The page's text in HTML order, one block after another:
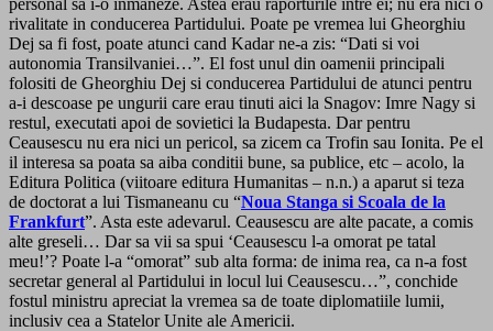
rivalitate in conducerea Partidului. Poate pe vremea lui Gheorghiu
Dej sa fi fost, poate atunci cand Kadar ne-a zis: “Dati si voi
autonomia Transilvaniei…”. El fost unul din oamenii principali
folositi de Gheorghiu Dej si conducerea Partidului de atunci pentru
a-i descoase pe ungurii care erau tinuti aici la Snagov: Imre Nagy si
restul, executati apoi de sovietici la Budapesta. Dar pentru
Ceausescu nu era nici un pericol, sa zicem ca Trofin sau Ionita. Pe el
il interesa sa poata sa aiba conditii bune, sa publice, etc – acolo, la
Editura Politica (viitoare editura Humanitas – n.n.) a aparut si teza
de doctorat a lui Tismaneanu cu “Noua Stanga si Scoala de la
Frankfurt”. Asta este adevarul. Ceausescu are alte pacate, a comis
alte greseli… Dar sa vii sa spui ‘Ceausescu l-a omorat pe tatal
meu!’? Poate l-a “omorat” sub alta forma: de inima rea, ca n-a fost
secretar general al Partidului in locul lui Ceausescu…”, conchide
fostul ministru apreciat la vremea sa de toate diplomatiile lumii,
inclusiv cea a Statelor Unite ale Americii.